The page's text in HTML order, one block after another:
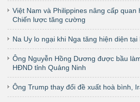
Việt Nam và Philippines nâng cấp quan
Chiến lược tăng cường
Na Uy lo ngại khi Nga tăng hiện diện tại
Ông Nguyễn Hồng Dương được bầu
HĐND tỉnh Quảng Ninh
Ông Trump thay đổi đề xuất hoà bình,